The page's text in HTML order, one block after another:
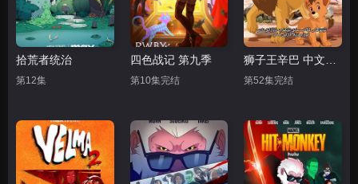
拾荒者统治
第12集
四色战记 第九季
第10集完结 第52集完结